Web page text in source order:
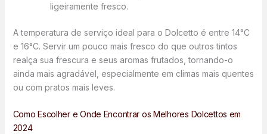
ligeiramente fresco.
A temperatura de serviço ideal para o Dolcetto é entre 14°C
e 16°C. Servir um pouco mais fresco do que outros tintos
realça sua frescura e seus aromas frutados, tornando-o
ainda mais agradável, especialmente em climas mais quentes
ou com pratos mais leves.
Como Escolher e Onde Encontrar os Melhores Dolcettos em
2024